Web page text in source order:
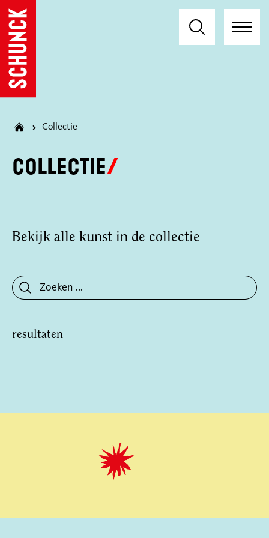
Collectie
Collectie
Bekijk alle kunst in de collectie
resultaten